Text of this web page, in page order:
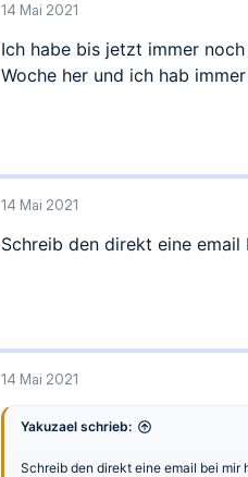
14 Mai 2021
Ich habe bis jetzt immer
Woche her und ich hab
14 Mai 2021
Schreib den direkt eine
14 Mai 2021
Yakuzael schrieb:
Schreib den direkt eine email bei